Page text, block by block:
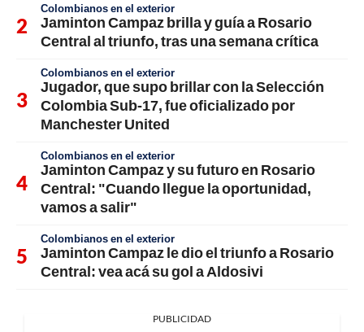
Colombianos en el exterior
Jaminton Campaz brilla y guía a Rosario
Central al triunfo, tras una semana crítica
Colombianos en el exterior
Jugador, que supo brillar con la Selección
Colombia Sub-17, fue oficializado por
Manchester United
Colombianos en el exterior
Jaminton Campaz y su futuro en Rosario
Central: "Cuando llegue la oportunidad,
vamos a salir"
Colombianos en el exterior
Jaminton Campaz le dio el triunfo a Rosario
Central: vea acá su gol a Aldosivi
PUBLICIDAD